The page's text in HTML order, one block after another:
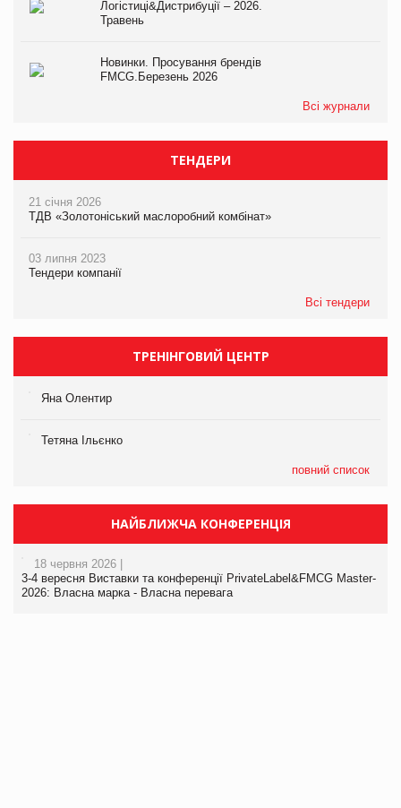
Логістиці&Дистрибуції – 2026.
Травень
Новинки. Просування брендів
FMCG.Березень 2026
Всі журнали
ТЕНДЕРИ
21 січня 2026
ТДВ «Золотоніський маслоробний комбінат»
03 липня 2023
Тендери компанії
Всі тендери
ТРЕНІНГОВИЙ ЦЕНТР
Яна Олентир
Тетяна Ільєнко
повний список
НАЙБЛИЖЧА КОНФЕРЕНЦІЯ
18 червня 2026 |
3-4 вересня Виставки та конференції PrivateLabel&FMCG Master-
2026: Власна марка - Власна перевага